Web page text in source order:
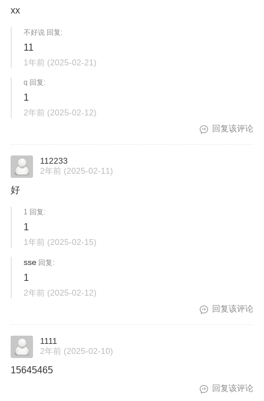
xx
不好说 回复:
11
1年前 (2025-02-21)
q 回复:
1
2年前 (2025-02-12)
回复该评论
112233
2年前 (2025-02-11)
好
1 回复:
1
1年前 (2025-02-15)
sse 回复:
1
2年前 (2025-02-12)
回复该评论
1111
2年前 (2025-02-10)
15645465
回复该评论